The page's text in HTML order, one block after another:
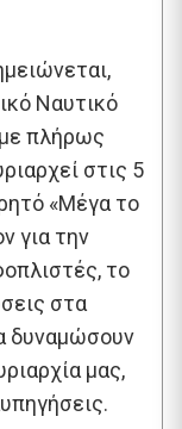
Ναυτικό
με πλήρως
στις 5
«Μέγα το
για την
το
στα
δυναμώσουν
μας,